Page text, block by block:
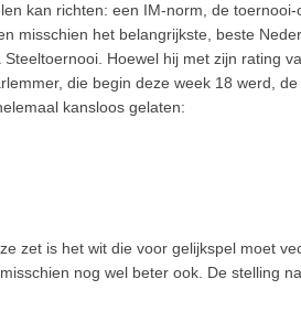
kan richten: een IM-norm, de
misschien het belangrijkste, beste
Hoewel hij met zijn rating
die begin deze week 18 werd,
kansloos gelaten:
zet is het wit die voor gelijkspel moet
nog wel beter ook. De stelling